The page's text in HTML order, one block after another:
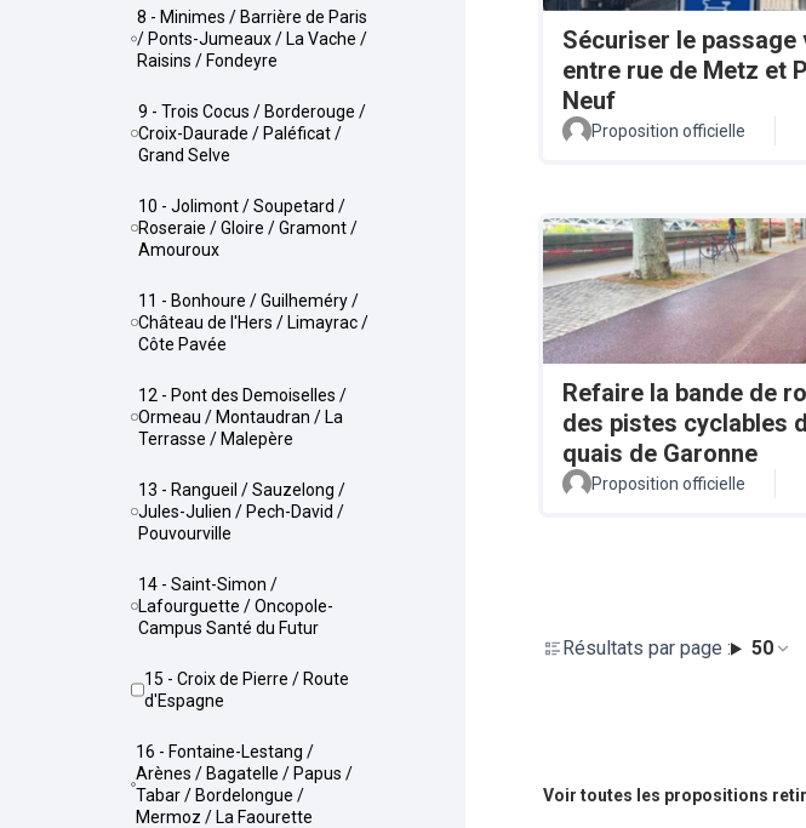
8 - Minimes / Barrière de Paris
/ Ponts-Jumeaux / La Vache /
Raisins / Fondeyre
9 - Trois Cocus / Borderouge /
Croix-Daurade / Paléficat /
Grand Selve
10 - Jolimont / Soupetard /
Roseraie / Gloire / Gramont /
Amouroux
11 - Bonhoure / Guilheméry /
Château de l'Hers / Limayrac /
Côte Pavée
12 - Pont des Demoiselles /
Ormeau / Montaudran / La
Terrasse / Malepère
13 - Rangueil / Sauzelong /
Jules-Julien / Pech-David /
Pouvourville
14 - Saint-Simon /
Lafourguette / Oncopole-
Campus Santé du Futur
15 - Croix de Pierre / Route
d'Espagne
16 - Fontaine-Lestang /
Arènes / Bagatelle / Papus /
Tabar / Bordelongue /
Mermoz / La Faourette
Sécuriser le passage
entre rue de Metz et
Neuf
Proposition officielle
Refaire la bande de
des pistes cyclables
quais de Garonne
Proposition officielle
Résultats par page : 50
Voir toutes les propositions